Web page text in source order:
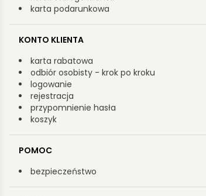
karta podarunkowa
KONTO KLIENTA
karta rabatowa
odbiór osobisty - krok po kroku
logowanie
rejestracja
przypomnienie hasła
koszyk
POMOC
bezpieczeństwo